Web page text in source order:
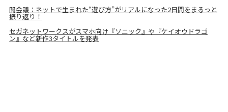
闘会議：ネットで生まれた“遊び方”がリアルになった2日間をまるっと
振り返り！
セガネットワークスがスマホ向け『ソニック』や『ケイオウドラゴ
ン』など新作3タイトルを発表